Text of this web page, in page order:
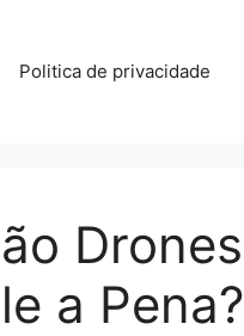
Politica de privacidade
Drones
a Pena?